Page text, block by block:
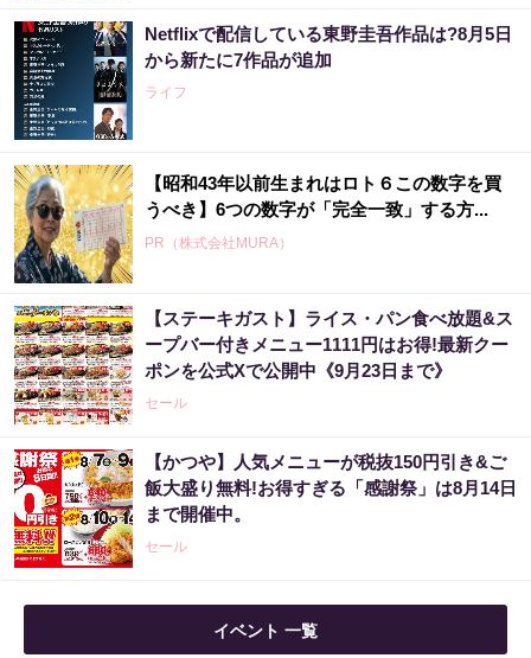
Netflixで配信している東野圭吾作品は?8月5日
から新たに7作品が追加
ライフ
【昭和43年以前生まれはロト６この数字を買
うべき】6つの数字が「完全一致」する方...
PR（株式会社MURA）
【昭和43年以前生まれはロト６この数字を買
うべき】6つの数字が「完全一致」する方...
PR（株式会社MURA）
3億当選主婦「宝くじ買う前に〇〇した」当選
率上げる方法
PR（合同会社デジタルファーム ）
宝くじ当選で貧乏女性が人生変えた実話
【ステーキガスト】ライス・パン食べ放題&ス
ープバー付きメニュー1111円はお得!最新クー
ポンを公式Xで公開中《9月23日まで》
セール
【かつや】人気メニューが税抜150円引き&ご
飯大盛り無料!お得すぎる「感謝祭」は8月14日
まで開催中。
セール
イベント 一覧